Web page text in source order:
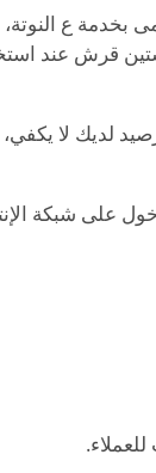
ع النوتة،
قرش عند
لديك لا
على شبكة